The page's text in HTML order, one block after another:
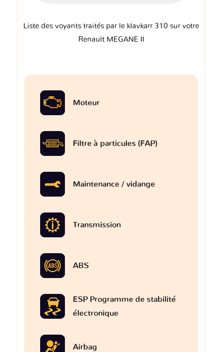
Liste des voyants traités par le klavkarr 310 sur votre
Renault MEGANE II
Moteur
Filtre à particules (FAP)
Maintenance / vidange
Transmission
ABS
ESP Programme de stabilité
électronique
Airbag